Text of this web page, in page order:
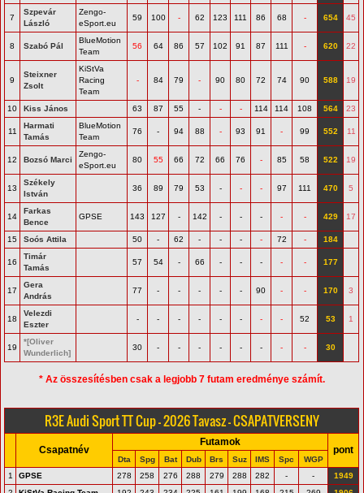
7
Szpevár
László
Zengo-
eSport.eu
59 100 - 62 123 111 86 68 - 654 45
8 Szabó Pál
BlueMotion
Team
56 64 86 57 102 91 87 111 - 620 22
9
Steixner
Zsolt
KiStVa
Racing
Team
- 84 79 - 90 80 72 74 90 588 19
10 Kiss János 63 87 55 - - - 114 114 108 564 23
11
Harmati
Tamás
BlueMotion
Team
76 - 94 88 - 93 91 - 99 552 11
12 Bozsó Marci
Zengo-
eSport.eu
80 55 66 72 66 76 - 85 58 522 19
13
Székely
István
36 89 79 53 - - - 97 111 470 5
14
Farkas
Bence
GPSE 143 127 - 142 - - - - - 429 17
15 Soós Attila 50 - 62 - - - - 72 - 184
16
Timár
Tamás
57 54 - 66 - - - - - 177
17
Gera
András
77 - - - - - 90 - - 170 3
18
Velezdi
Eszter
- - - - - - - - 52 53 1
19
*[Oliver
Wunderlich]
30 - - - - - - - - 30
* Az összesítésben csak a legjobb 7 futam eredménye számít.
R3E Audi Sport TT Cup - 2026 Tavasz - CSAPATVERSENY
Csapatnév
Futamok
pont
Dta Spg Bat Dub Brs Suz IMS Spc
WGP
1
GPSE 278 258 276 288 279 288 282 - -
1949